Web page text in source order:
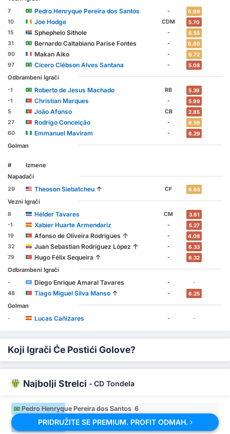
7 Pedro Henryque Pereira dos Santos - 6.96
10 Joe Hodge CDM 5.70
15 Sphephelo Sithole - 6.55
31 Bernardo Caltabiano Parise Fontes - 6.80
90 Makan Aiko - 6.72
97 Cícero Clébson Alves Santana - 5.08
Odbrambeni Igrači
-1 Roberto de Jesus Machado RB 5.39
-1 Christian Marques - 5.99
5 João Afonso CB 2.85
27 Rodrigo Conceição - 6.59
60 Emmanuel Maviram - 6.29
Golman
#
Izmene
Napadači
29 Theoson Siebatcheu ↑ CF 6.65
Vezni Igrači
8 Hélder Tavares CM 3.61
-1 Xabier Huarte Armendariz - 5.27
19 Afonso de Oliveira Rodrigues ↑ - 4.08
32 Juan Sebastian Rodríguez López ↑ - 6.33
79 Hugo Félix Sequeira ↑ - 6.32
Odbrambeni Igrači
- Diego Enrique Amaral Tavares -
-
48
Tiago Miguel Silva Manso ↑ - 6.25
Golman
- Lucas Cañizares - -
Koji Igrači Će Postići Golove?
Najbolji Strelci - CD Tondela
Pedro Henryque Pereira dos Santos 6
Pedro Henryque Pereira dos Santos 6
PRIDRUŽITE SE PREMIUM. PROFIT ODMAH.